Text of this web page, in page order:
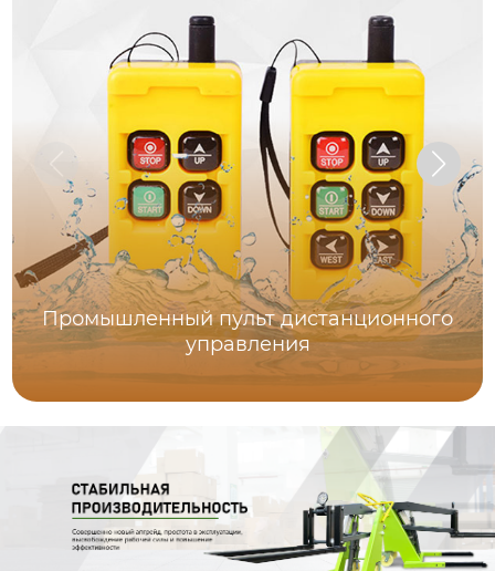
Промышленный пульт дистанционного
управления